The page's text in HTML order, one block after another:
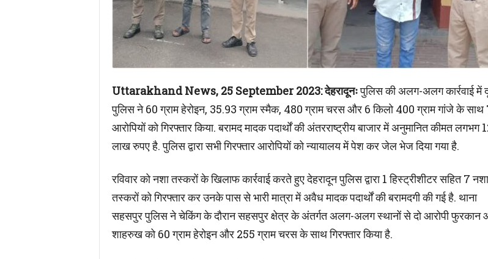
Uttarakhand News, 25 September 2023: देहरादूनःपुलिस की अलग-अलग कार्रवाई में
पुलिस ने 60 ग्राम हेरोइन, 35.93 ग्राम स्मैक, 480 ग्राम चरस और 6 किलो 400 ग्राम गांजे के साथ
आरोपियों को गिरफ्तार किया. बरामद मादक पदार्थों की अंतरराष्ट्रीय बाजार में अनुमानित कीमत लगभग
लाख रुपए है. पुलिस द्वारा सभी गिरफ्तार आरोपियों को न्यायालय में पेश कर जेल भेज दिया गया है.
रविवार को नशा तस्करों के खिलाफ कार्रवाई करते हुए देहरादून पुलिस द्वारा 1 हिस्ट्रीशीटर सहित 7 नशा
तस्करों को गिरफ्तार कर उनके पास से भारी मात्रा में अवैध मादक पदार्थों की बरामदगी की गई है. थाना
सहसपुर पुलिस ने चेकिंग के दौरान सहसपुर क्षेत्र के अंतर्गत अलग-अलग स्थानों से दो आरोपी फुरकान
शाहरुख को 60 ग्राम हेरोइन और 255 ग्राम चरस के साथ गिरफ्तार किया है.